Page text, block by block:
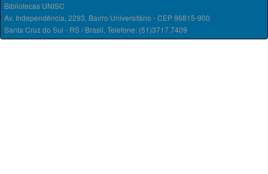
Bibliotecas UNISC
Av. Independência, 2293, Bairro Universitário - CEP 96815-900
Santa Cruz do Sul - RS / Brasil. Telefone: (51)3717.7409